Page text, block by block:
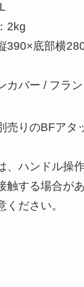
2kg
390×底部横
カバー / フラ
売りのBFアタ
、ハンドル操
触する場合が
ください。